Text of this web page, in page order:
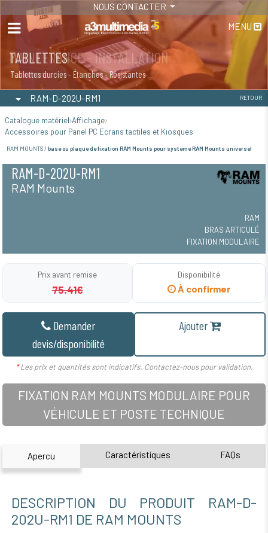
NOUS CONTACTER
MENU
MAINTENANCE - INSTALLATION
Maintenance
TABLETTES
Tablettes durcies - Étanches - Résistantes
RAM-D-202U-RM1 RETOUR
Catalogue matériel Affichage
Accessoires pour Panel PC Ecrans tactiles et Kiosques
RAM MOUNTS / base ou plaque de fixation RAM Mounts pour système RAM Mounts universel
RAM-D-202U-RM1
RAM Mounts
RAM
BRAS ARTICULÉ
FIXATION MODULAIRE
Prix avant remise
75.41€
Disponibilité
À confirmer
Demander
devis/disponibilité
Ajouter
*Les prix et quantités sont indicatifs. Contactez-nous pour validation.
FIXATION RAM MOUNTS MODULAIRE POUR
VÉHICULE ET POSTE TECHNIQUE
Apercu Caractéristiques FAQs
DESCRIPTION DU PRODUIT RAM-D-
202U-RM1 DE RAM MOUNTS